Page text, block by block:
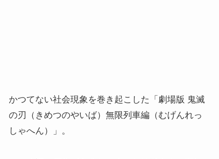
かつてない社会現象を巻き起こした「劇場版 鬼滅
の刃（きめつのやいば）無限列車編（むげんれっ
しゃへん）」。